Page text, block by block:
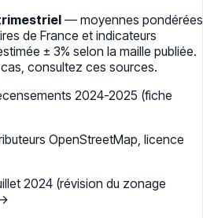
— moyennes pondérées
de France et indicateurs
± 3% selon la maille publiée.
consultez ces sources.
2024-2025 (fiche
OpenStreetMap , licence
2024 (révision du zonage